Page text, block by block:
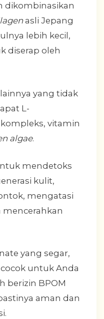
dikombinasikan
asli Jepang
lebih kecil,
diserap oleh
yang tidak
L-
vitamin
algae.
mendetoks
kulit,
mengatasi
mencerahkan
yang segar,
untuk Anda
berizin BPOM
aman dan